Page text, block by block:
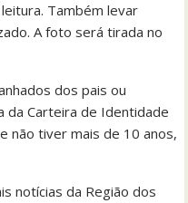
Também levar
A foto será tirada no
dos pais ou
da Carteira de Identidade
não tiver mais de 10 anos,
notícias da Região dos